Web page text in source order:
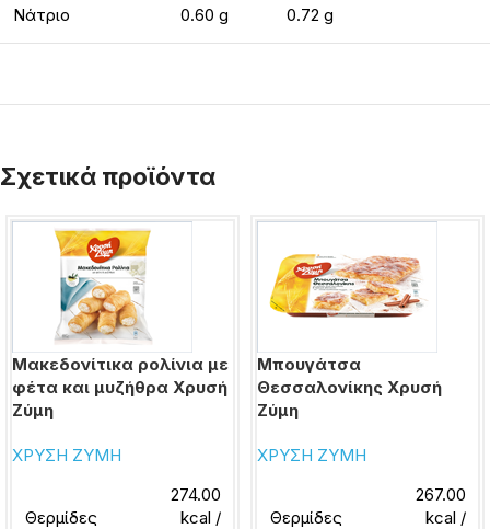
Νάτριο 0.60 g 0.72 g
Σχετικά προϊόντα
Μακεδονίτικα ρολίνια με
φέτα και μυζήθρα Χρυσή
Ζύμη
ΧΡΥΣΗ ΖΥΜΗ
Θερμίδες
274.00
kcal /
Μπουγάτσα
Θεσσαλονίκης Χρυσή
Ζύμη
ΧΡΥΣΗ ΖΥΜΗ
Θερμίδες
267.00
kcal /